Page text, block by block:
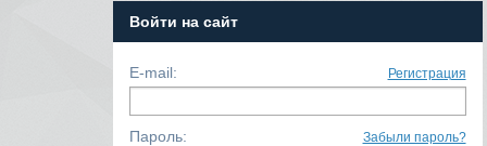
Войти на сайт
E-mail: Регистрация
Пароль: Забыли пароль?